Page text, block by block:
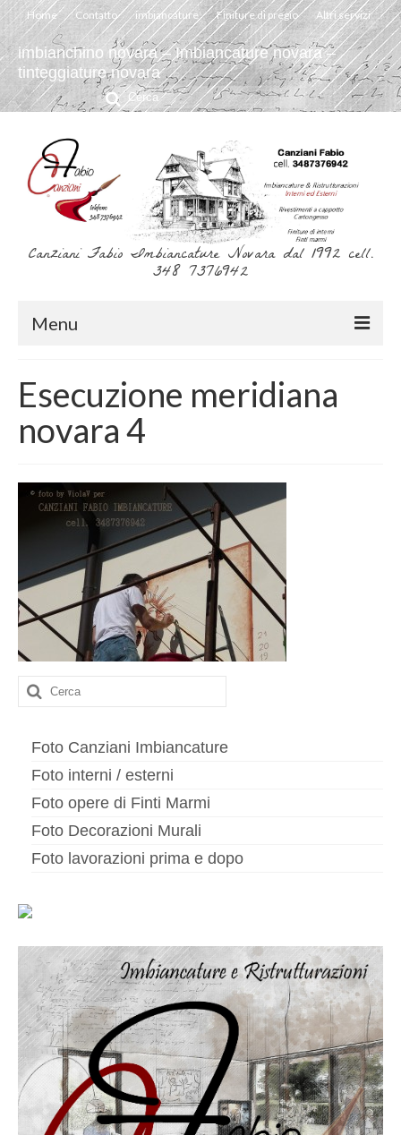
Home Contatto imbiancature Finiture di pregio Altri servizi
imbianchino novara – Imbiancature novara –
tinteggiature novara
Cerca:
Canziani Fabio Imbiancature Novara dal 1992 cell.
348 7376942
Menu
Contatto
imbiancature
Interni
Esterni
Cappotti
Finiture di pregio
Esecuzione meridiana
Decorazioni murali
Finti marmi
Stucchi
Murales
Altri servizi
Cartongesso
Muratura
Esecuzione meridiana
novara 4
Cerca:
Foto Canziani Imbiancature
Foto interni / esterni
Foto opere di Finti Marmi
Foto Decorazioni Murali
Foto lavorazioni prima e dopo